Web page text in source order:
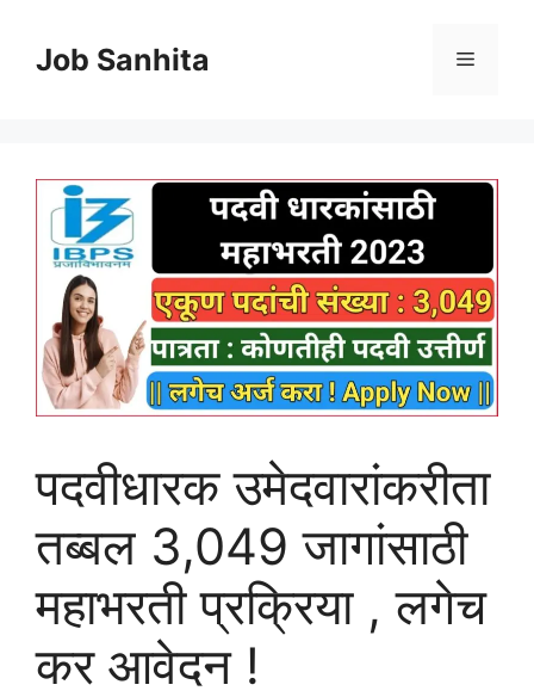
contentJob Sanhita Menu
पदवीधारक उमेदवारांकरीता
तब्बल 3,049 जागांसाठी
महाभरती प्रक्रिया , लगेच
कर आवेदन !